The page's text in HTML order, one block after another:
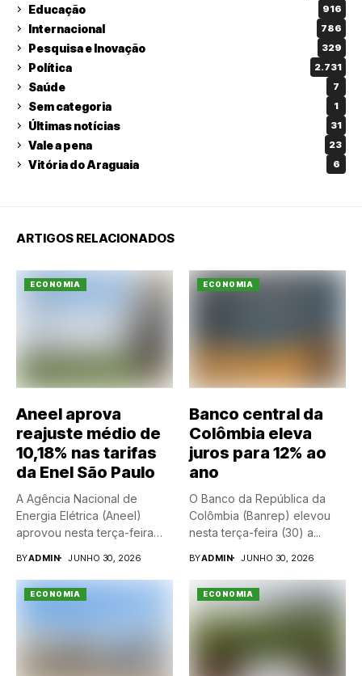
Educação 916
Internacional 786
Pesquisa e Inovação 329
Política 2.731
Saúde 7
Sem categoria 1
Últimas notícias 31
Vale a pena 23
Vitória do Araguaia 6
ARTIGOS RELACIONADOS
ECONOMIA
Aneel aprova
reajuste médio de
10,18% nas tarifas
da Enel São Paulo
A Agência Nacional de
Energia Elétrica (Aneel)
aprovou nesta terça-feira
BYADMIN JUNHO 30, 2026
ECONOMIA
Banco central da
Colômbia eleva
juros para 12% ao
ano
O Banco da República da
Colômbia (Banrep) elevou
nesta terça-feira (30) a...
BYADMIN JUNHO 30, 2026
ECONOMIA ECONOMIA